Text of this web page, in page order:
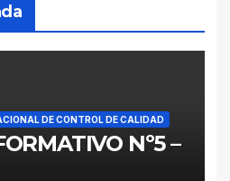
DE CONTROL DE CALIDAD
Nº5 –